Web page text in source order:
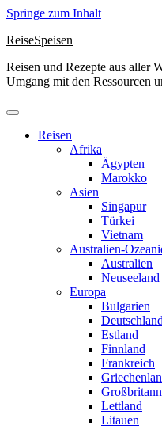
Springe zum Inhalt
ReiseSpeisen
Reisen und Rezepte aus aller
Umgang mit den Ressourcen
Reisen
Afrika
Ägypten
Marokko
Asien
Singapur
Türkei
Vietnam
Australien-
Australien
Neuseeland
Europa
Bulgarien
Deutschland
Estland
Finnland
Frankreich
Lettland
Litauen